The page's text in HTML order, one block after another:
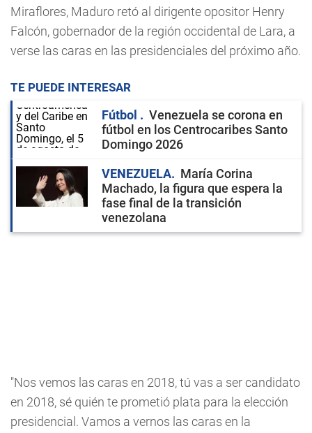
Miraflores, Maduro retó al dirigente opositor Henry
Falcón, gobernador de la región occidental de Lara, a
verse las caras en las presidenciales del próximo año.
TE PUEDE INTERESAR
Fútbol
Venezuela se corona en
fútbol en los Centrocaribes Santo
Domingo 2026
VENEZUELA
María Corina
Machado, la figura que espera la
fase final de la transición
venezolana
"Nos vemos las caras en 2018, tú vas a ser candidato
en 2018, sé quién te prometió plata para la elección
presidencial. Vamos a vernos las caras en la